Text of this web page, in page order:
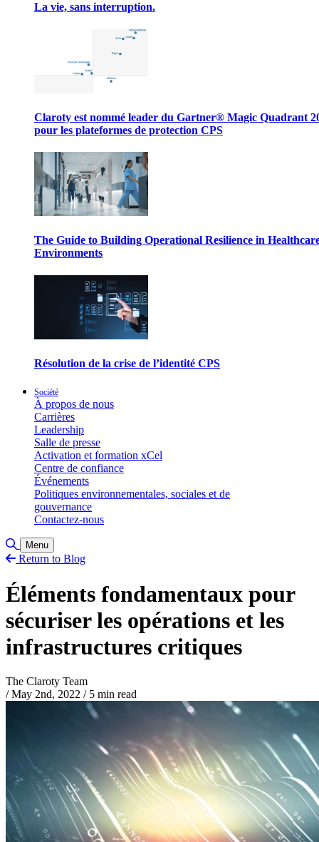
La vie, sans interruption.
Claroty est nommé leader du Gartner® Magic Quadrant
pour les plateformes de protection CPS
The Guide to Building Operational Resilience in
Environments
Résolution de la crise de l’identité CPS
Société
À propos de nous
Carrières
Leadership
Salle de presse
Activation et formation xCel
Centre de confiance
Événements
Politiques environnementales, sociales et de
gouvernance
Contactez-nous
Basculer la recherche
Menu
Return to Blog
Éléments fondamentaux pour
sécuriser les opérations et les
infrastructures critiques
The Claroty Team
/ May 2nd, 2022 /5 min read